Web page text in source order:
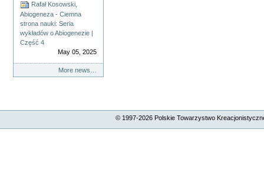
Rafał Kosowski,
Abiogeneza - Ciemna
strona nauki: Seria
wykładów o Abiogenezie |
Część 4
May 05, 2025
More news…
© 1997-2026Polskie Towarzystwo